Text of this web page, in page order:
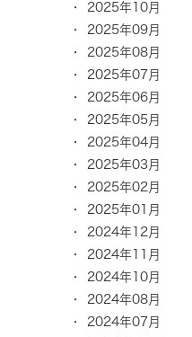
2025年10月
2025年09月
2025年08月
2025年07月
2025年06月
2025年05月
2025年04月
2025年03月
2025年02月
2025年01月
2024年12月
2024年11月
2024年10月
2024年08月
2024年07月